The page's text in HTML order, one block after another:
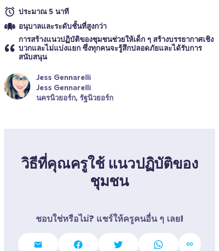
ประมาณ 5 นาที
อนุบาลและระดับชั้นที่สูงกว่า
การสร้างแนวปฏิบัติของชุมชนช่วยให้เด็ก ๆ สร้างบรรยากาศเชิง
บวกและไม่แบ่งแยก ซึ่งทุกคนจะรู้สึกปลอดภัยและได้รับการ
สนับสนุน
Jess Gennarelli
Jess Gennarelli
นครนิวยอร์ก, รัฐนิวยอร์ก
วิธีที่คุณครูใช้ แนวปฏิบัติของ
ชุมชน
ชอบใช่หรือไม่? แชร์ให้ครูคนอื่น ๆ เลย!